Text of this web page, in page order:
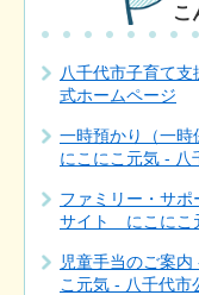
こ
八千代市子育て
式ホームページ
一時預かり（一
にこにこ元気 - 八
ファミリー・サ
サイト にこにこ
児童手当のご案
こ元気 - 八千代市